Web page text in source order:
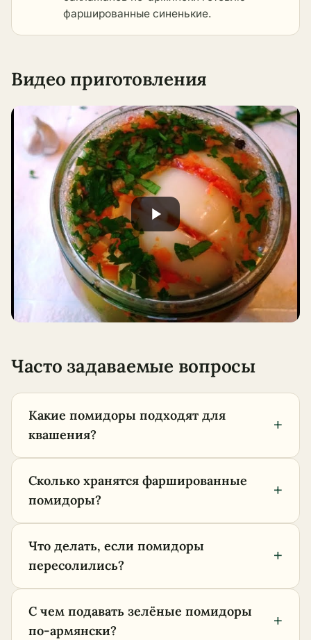
фаршированные синенькие.
Видео приготовления
Часто задаваемые вопросы
Какие помидоры подходят для
квашения?
+
Сколько хранятся фаршированные
помидоры?
+
Что делать, если помидоры
пересолились?
+
С чем подавать зелёные помидоры
по-армянски?
+